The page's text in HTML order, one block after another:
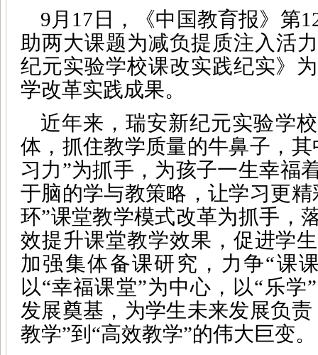
9月17日，《中国教育报》第
助两大课题为减负提质注入活
纪元实验学校课改实践纪实》
学改革实践成果。
近年来，瑞安新纪元实验学
体，抓住教学质量的牛鼻子，
习力”为抓手，为孩子一生幸福
于脑的学与教策略，让学习更
环”课堂教学模式改革为抓手，
效提升课堂教学效果，促进学
加强集体备课研究，力争“课
以“幸福课堂”为中心，以“乐
发展奠基，为学生未来发展负
教学”到“高效教学”的伟大巨变。